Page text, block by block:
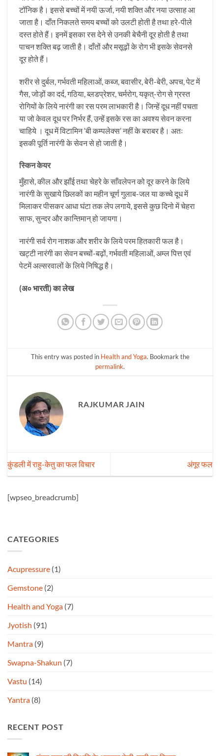
टॉनिक है। इससे बच्चों में नयी ऊर्जा, नयी शक्ति और नया उत्साह आ
जाता है। दाँत निकलते समय बच्चों को उलटी होती है तथा हरे-पीले
दस्त होते हैं। इनमें इसका रस देने से उनकी बेचैनी दूर होती है तथा
पाचन शक्ति बढ़ जाती है। दाँतों और मसूढ़ों के रोग भी इसके सेवनसे
दूर होते हैं।
शरीर से दुर्बल, गर्भवती महिलाओं, कब्ज, बवासीर, बेरी-बेरी, अपच, पेट में
गैस, जोड़ों का दर्द, गठिया, ब्लडप्रेशर, चर्मरोग, यकृत्-रोग से ग्रस्त
रोगियों के लिये नारंगी का रस परम लाभकारी है। जिन्हें दूध नहीं पचता
या जो केवल दूध पर निर्भर हैं, उन्हें इसके रस का अवश्य सेवन करना
चाहिये । दूध में विटामिन ‘बी कम्पलेक्स’ नहीं के बराबर है। अतः
इसकी पूर्ति नारंगी के सेवन से हो जाती है।
स्किन केयर
मुँहासे, कील और झाँई तथा चेहरे के साँवलेपन को दूर करने के लिये
नारंगी के सुखाये छिलकों का महीन चूर्ण गुलाब-जल या कच्चे दूध में
मिलाकर पीसकर आधा घंटा तक लेप लगाये, इससे कुछ दिनो में चेहरा
साफ, सुन्दर और कान्तिमान् हो जायगा।
नारंगी सर्व रोग नाशक और शरीर के लिये परम हितकारी फल है।
खट्टी नारंगी का सेवन बच्चों-बढ़ों, गर्भवती महिलाओं, अम्ल पित्त एवं
पेटमें अल्सरवालों के लिये निषिद्ध है।
(अ० भारती) का लेख
This entry was posted in Health and Yoga. Bookmark the
permalink.
RAJKUMAR JAIN
कुंडली में राहु-केतु का फल विचार अंगूर फल
[wpseo_breadcrumb]
CATEGORIES
Acupressure (1)
Gemstone (2)
Health and Yoga (7)
Jyotish (91)
Mantra (9)
Swapna-Shakun (7)
Vastu (14)
Yantra (8)
RECENT POST